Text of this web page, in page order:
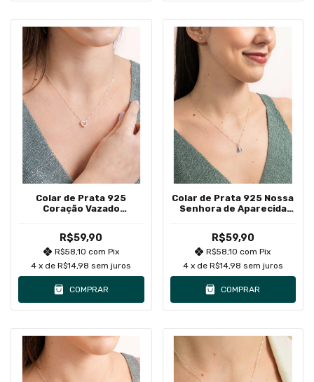
Colar de Prata 925
Coração Vazado
R$59,90
R$58,10 com Pix
4 x deR$14,98 sem juros
COMPRAR
Colar de Prata 925 Nossa
Senhora de Aparecida
R$59,90
R$58,10com Pix
4 x de R$14,98 sem juros
COMPRAR